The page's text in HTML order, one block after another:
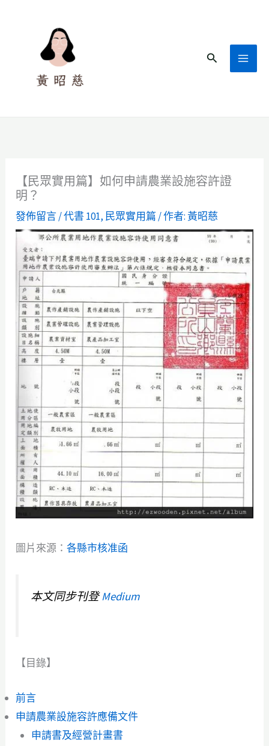
搜
【民眾實用篇】如何申請農業設施容許證
明？
發佈留言/代書 101, 民眾實用篇/ 作者:黃昭慈
圖片來源：各縣市核准函
本文同步刊登Medium
【目錄】
前言
申請農業設施容許應備文件
申請書及經營計畫書